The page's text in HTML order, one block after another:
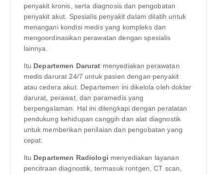
penyakit kronis, serta diagnosis dan pengobatan
penyakit akut. Spesialis penyakit dalam dilatih untuk
menangani kondisi medis yang kompleks dan
mengoordinasikan perawatan dengan spesialis
lainnya.
Itu Departemen Darurat menyediakan perawatan
medis darurat 24/7 untuk pasien dengan penyakit
atau cedera akut. Departemen ini dikelola oleh dokter
darurat, perawat, dan paramedis yang
berpengalaman. Hal ini dilengkapi dengan peralatan
pendukung kehidupan canggih dan alat diagnostik
untuk memberikan penilaian dan pengobatan yang
cepat.
Itu Departemen Radiologi menyediakan layanan
pencitraan diagnostik, termasuk rontgen, CT scan,